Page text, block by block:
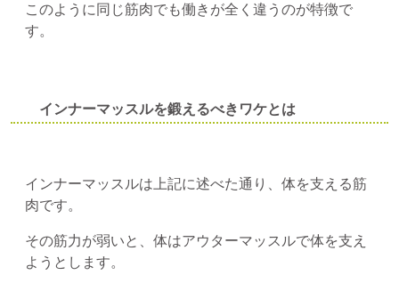
このように同じ筋肉でも働きが全く違うのが特徴で
す。
インナーマッスルを鍛えるべきワケとは
インナーマッスルは上記に述べた通り、体を支える筋
肉です。
その筋力が弱いと、体はアウターマッスルで体を支え
ようとします。